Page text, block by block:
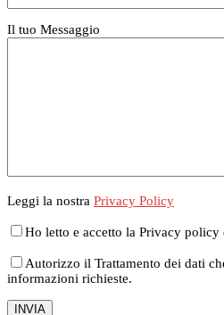
Il tuo Messaggio
Leggi la nostra Privacy Policy
Ho letto e accetto la Privacy policy
Autorizzo il Trattamento dei dati
informazioni richieste.